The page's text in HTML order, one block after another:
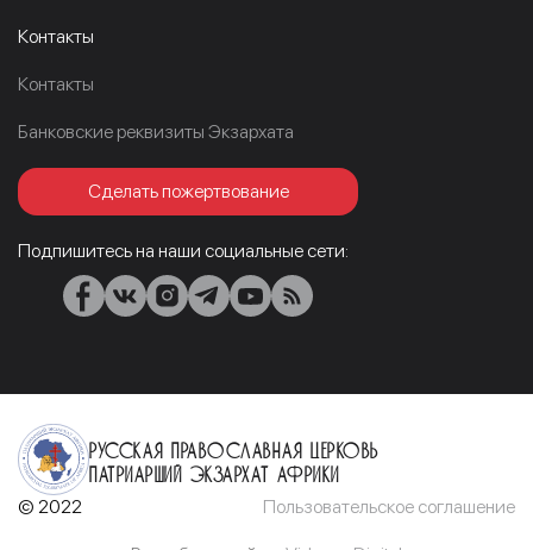
Контакты
Контакты
Банковские реквизиты Экзархата
Сделать пожертвование
Подпишитесь на наши социальные сети:
Русская Православная Церковь
Патриарший Экзархат Африки
© 2022 Пользовательское соглашение